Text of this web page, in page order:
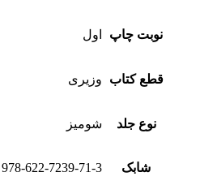
نوبت چاپ اول
قطع کتاب وزیری
نوع جلد شومیز
شابک 978-622-7239-71-3